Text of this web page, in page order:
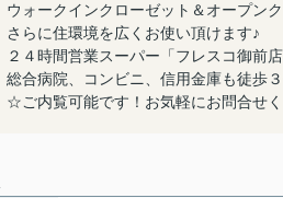
ウォークインクローゼット＆オープン
さらに住環境を広くお使い頂けます♪
２４時間営業スーパー「フレスコ御前
総合病院、コンビニ、信用金庫も徒歩
☆ご内覧可能です！お気軽にお問合せ